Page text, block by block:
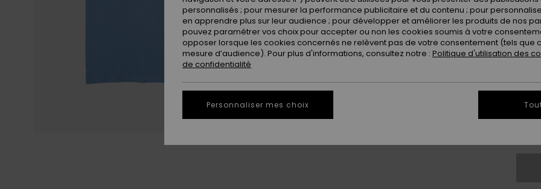
XS
personnalisés ; pour mesurer la performance publicitaire et du contenu ; pour
en apprendre plus sur leur audience ; pour développer et améliorer les produits de nos
pouvez paramétrer vos choix pour accepter ou non les cookies soumis à votre
opposer lorsque les cookies concernés ne relèvent pas de votre consentement (tels que
mesure d’audience). Pour plus d'informations, consultez notre : Politique d'utilisation des
de confidentialité
Personnaliser mes choix